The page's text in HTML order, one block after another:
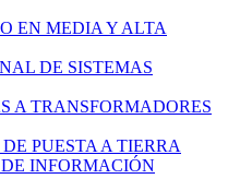
EN MEDIA Y ALTA
DE SISTEMAS
A TRANSFORMADORES
PUESTA A TIERRA
INFORMACIÓN